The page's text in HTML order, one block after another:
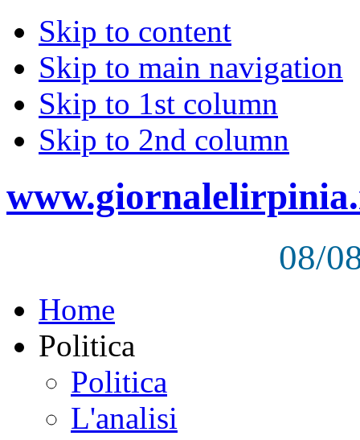
Skip to content
Skip to main navigation
Skip to 1st column
Skip to 2nd column
08/
Home
Politica
Politica
L'analisi